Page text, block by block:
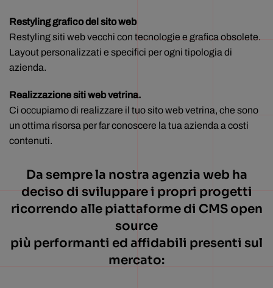
Restyling grafico del sito web
Restyling siti web vecchi con tecnologie e grafica obsolete.
Layout personalizzati e specifici per ogni tipologia di
azienda.
Realizzazione siti web vetrina.
Ci occupiamo di realizzare il tuo sito web vetrina, che sono
un ottima risorsa per far conoscere la tua azienda a costi
contenuti.
Da sempre la nostra agenzia web ha
deciso di sviluppare i propri progetti
ricorrendo alle piattaforme di CMS open
source
più performanti ed affidabili presenti sul
mercato: